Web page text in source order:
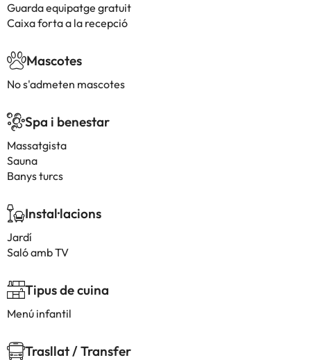
Guarda equipatge gratuit
Caixa forta a la recepció
Mascotes
No s'admeten mascotes
Spa i benestar
Massatgista
Sauna
Banys turcs
Instal·lacions
Jardí
Saló amb TV
Tipus de cuina
Menú infantil
Trasllat / Transfer